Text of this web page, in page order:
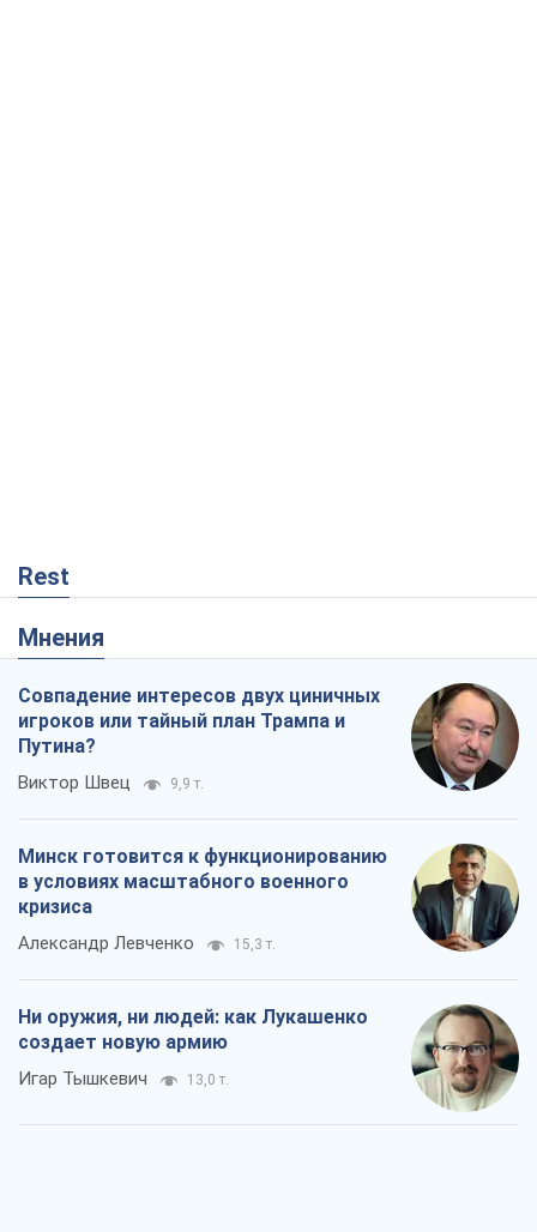
Rest
Мнения
Совпадение интересов двух циничных
игроков или тайный план Трампа и
Путина?
Виктор Швец 9,9 т.
Минск готовится к функционированию
в условиях масштабного военного
кризиса
Александр Левченко 15,3 т.
Ни оружия, ни людей: как Лукашенко
создает новую армию
Игар Тышкевич 13,0 т.